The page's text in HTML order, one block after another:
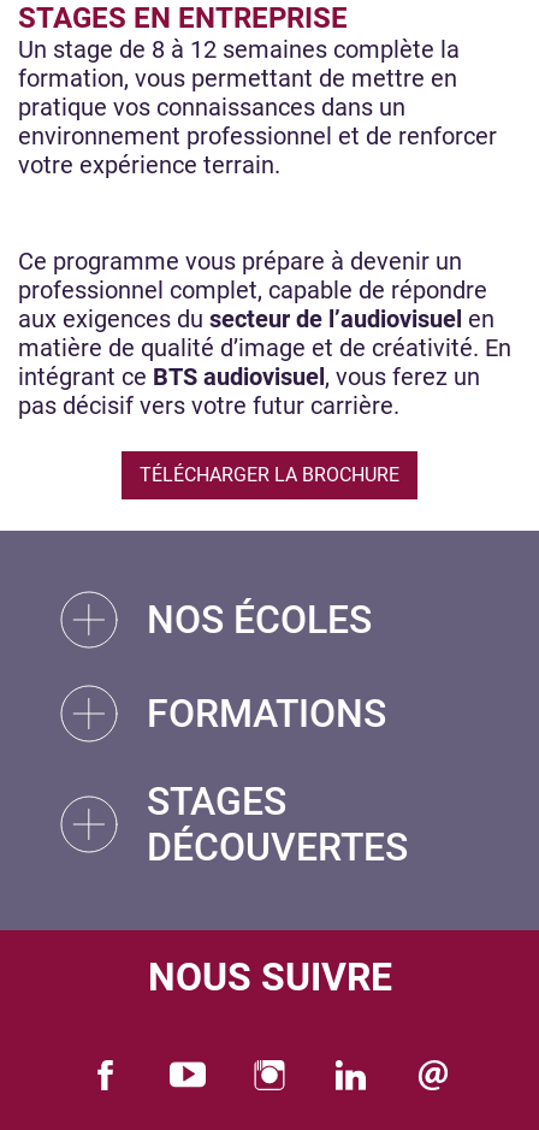
STAGES EN ENTREPRISE
Un stage de 8 à 12 semaines complète la
formation, vous permettant de mettre en
pratique vos connaissances dans un
environnement professionnel et de renforcer
votre expérience terrain.
Ce programme vous prépare à devenir un
professionnel complet, capable de répondre
aux exigences du secteur de l’audiovisuel en
matière de qualité d’image et de créativité. En
intégrant ce BTS audiovisuel, vous ferez un
pas décisif vers votre futur carrière.
TÉLÉCHARGER LA BROCHURE
NOS ÉCOLES
FORMATIONS
STAGES
DÉCOUVERTES
NOUS SUIVRE